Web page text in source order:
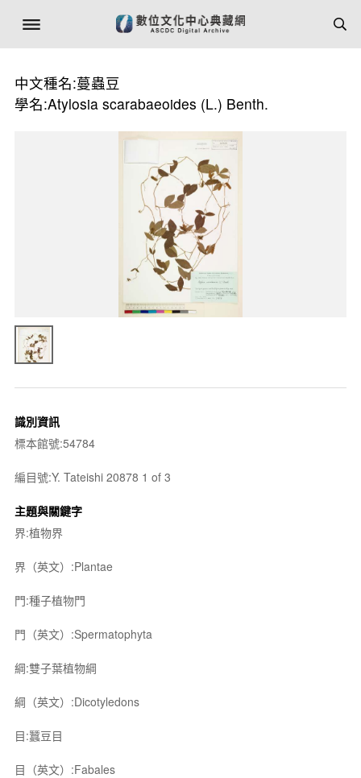
中文種名:蔓蟲豆
學名:Atylosia scarabaeoides (L.) Benth.
識別資訊
標本館號:54784
編目號:Y. Tateishi 20878 1 of 3
主題與關鍵字
界:植物界
界（英文）:Plantae
門:種子植物門
門（英文）:Spermatophyta
綱:雙子葉植物綱
綱（英文）:Dicotyledons
目:蠶豆目
目（英文）:Fabales